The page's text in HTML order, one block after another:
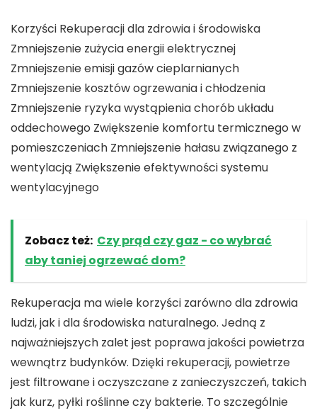
Korzyści Rekuperacji dla zdrowia i środowiska
Zmniejszenie zużycia energii elektrycznej
Zmniejszenie emisji gazów cieplarnianych
Zmniejszenie kosztów ogrzewania i chłodzenia
Zmniejszenie ryzyka wystąpienia chorób układu
oddechowego Zwiększenie komfortu termicznego w
pomieszczeniach Zmniejszenie hałasu związanego z
wentylacją Zwiększenie efektywności systemu
wentylacyjnego
Zobacz też: Czy prąd czy gaz - co wybrać
aby taniej ogrzewać dom?
Rekuperacja ma wiele korzyści zarówno dla zdrowia
ludzi, jak i dla środowiska naturalnego. Jedną z
najważniejszych zalet jest poprawa jakości powietrza
wewnątrz budynków. Dzięki rekuperacji, powietrze
jest filtrowane i oczyszczane z zanieczyszczeń, takich
jak kurz, pyłki roślinne czy bakterie. To szczególnie